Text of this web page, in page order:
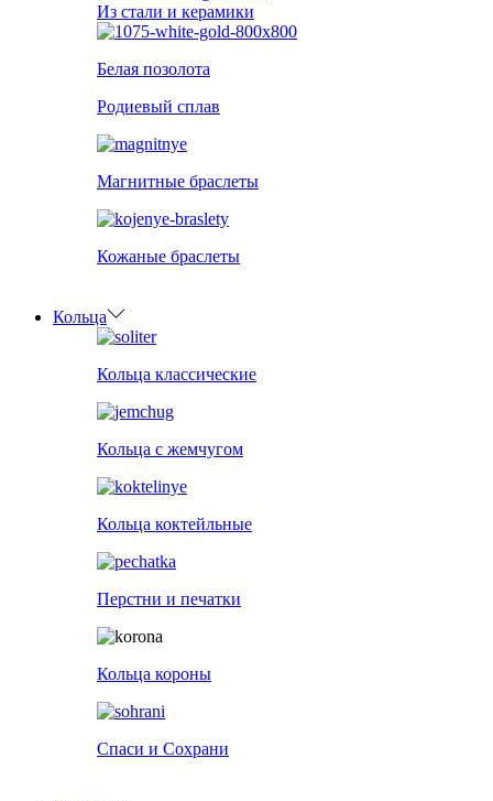
Из стали и керамики
Белая позолота
Родиевый сплав
Магнитные браслеты
Кожаные браслеты
Кольца
Кольца классические
Кольца с жемчугом
Кольца коктейльные
Перстни и печатки
Кольца короны
Спаси и Сохрани